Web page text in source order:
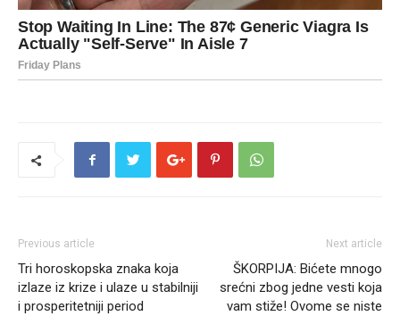
Previous article
Tri horoskopska znaka koja
izlaze iz krize i ulaze u stabilniji
i prosperitetniji period
Next article
ŠKORPIJA: Bićete mnogo
srećni zbog jedne vesti koja
vam stiže! Ovome se niste